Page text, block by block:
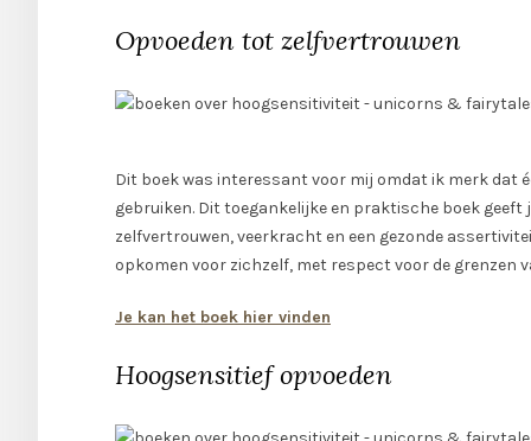
Opvoeden tot zelfvertrouwen
Dit boek was interessant voor mij omdat ik merk dat
gebruiken. Dit toegankelijke en praktische boek
zelfvertrouwen, veerkracht en een gezonde
opkomen voor zichzelf, met respect voor de grenzen
Je kan het boek hier vinden
Hoogsensitief opvoeden